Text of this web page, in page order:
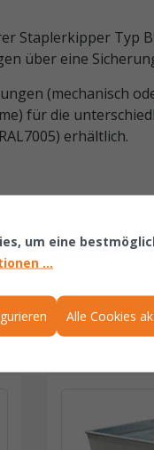
Staplerkipper Typ
über eine
(mechanisch
für die
erhältlich.
um eine
...
Alle Cookies